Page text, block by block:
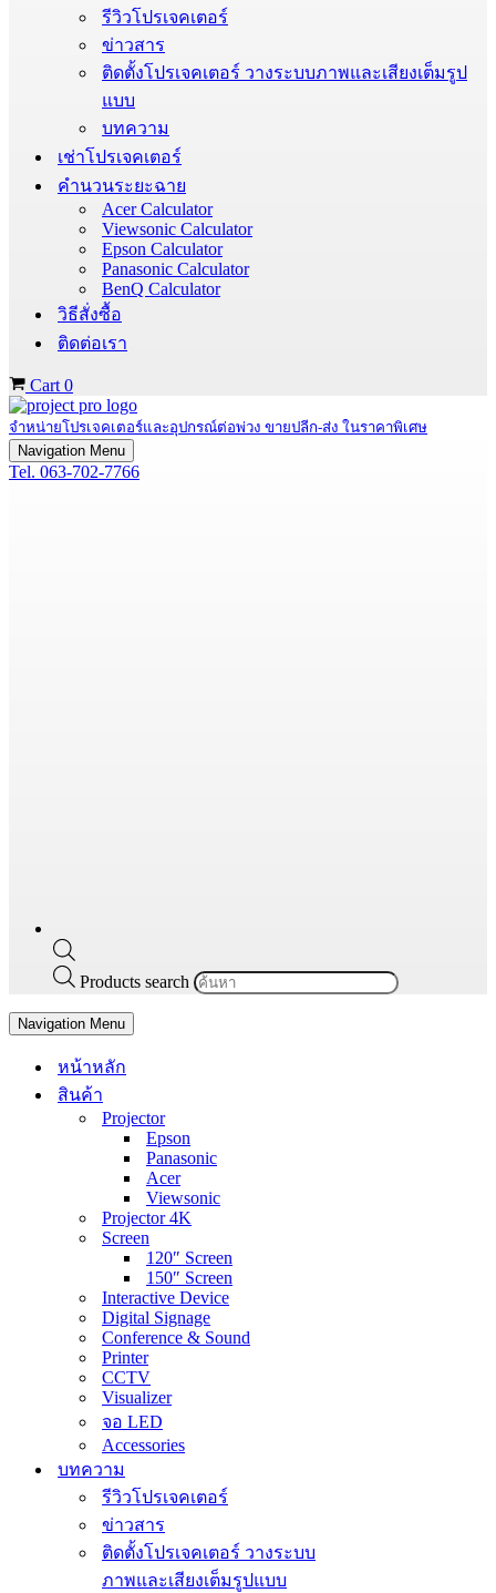
รีวิวโปรเจคเตอร์
ข่าวสาร
ติดตั้งโปรเจคเตอร์ วางระบบภาพและเสียงเต็มรูป
แบบ
บทความ
เช่าโปรเจคเตอร์
คำนวนระยะฉาย
Acer Calculator
Viewsonic Calculator
Epson Calculator
Panasonic Calculator
BenQ Calculator
วิธีสั่งซื้อ
ติดต่อเรา
Cart 0
จำหน่ายโปรเจคเตอร์และอุปกรณ์ต่อพ่วง ขายปลีก-ส่ง ในราคาพิเศษ
Navigation Menu
Tel. 063-702-7766
Products search
Navigation Menu
หน้าหลัก
สินค้า
Projector
Epson
Panasonic
Acer
Viewsonic
Projector 4K
Screen
120″ Screen
150″ Screen
Interactive Device
Digital Signage
Conference & Sound
Printer
CCTV
Visualizer
จอ LED
Accessories
บทความ
รีวิวโปรเจคเตอร์
ข่าวสาร
ติดตั้งโปรเจคเตอร์ วางระบบ
ภาพและเสียงเต็มรูปแบบ